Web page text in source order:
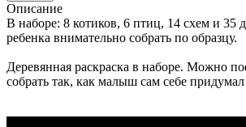
Описание
В наборе: 8 котиков, 6 птиц, 14 схем и 35
ребенка внимательно собрать по образцу.
Деревянная раскраска в наборе. Можно
собрать так, как малыш сам себе